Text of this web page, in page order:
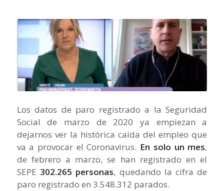
Los datos de paro registrado a la Seguridad
Social de marzo de 2020 ya empiezan a
dejarnos ver la histórica caída del empleo que
va a provocar el Coronavirus. En solo un mes,
de febrero a marzo, se han registrado en el
SEPE 302.265 personas, quedando la cifra de
paro registrado en 3.548.312 parados.